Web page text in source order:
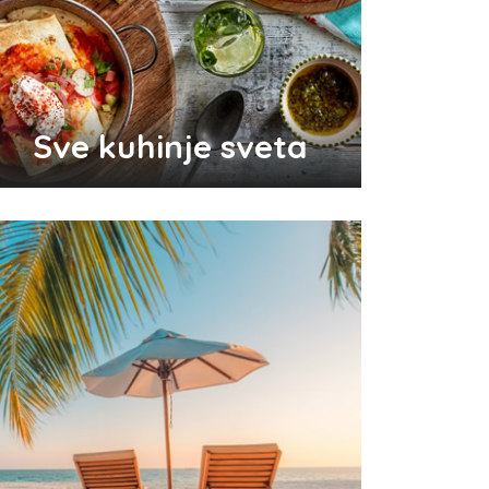
Odlični saveti za brže začeće
bebe
Audio i video konektori - šta
su i koje vrste postoje
Top 3 tradicionalna grčka jela
koja morate probati
Pravilna nega kose za jaču
kosu
Da li je ljubomora u vezi dokaz
ljubavi?
Sve kuhinje sveta